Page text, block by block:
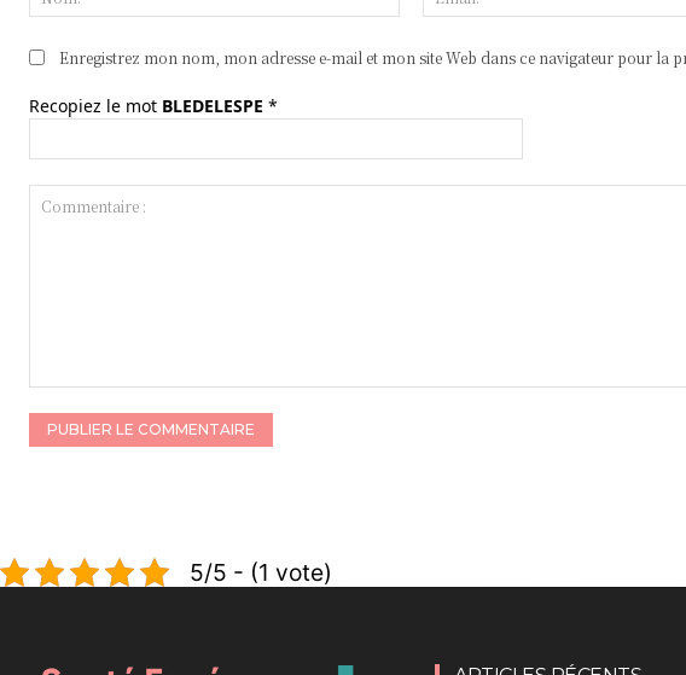
Enregistrez mon nom, mon adresse e-mail et mon site Web dans ce navigateur pour la
Recopiez le mot BLEDELESPE *
5/5 - (1 vote)